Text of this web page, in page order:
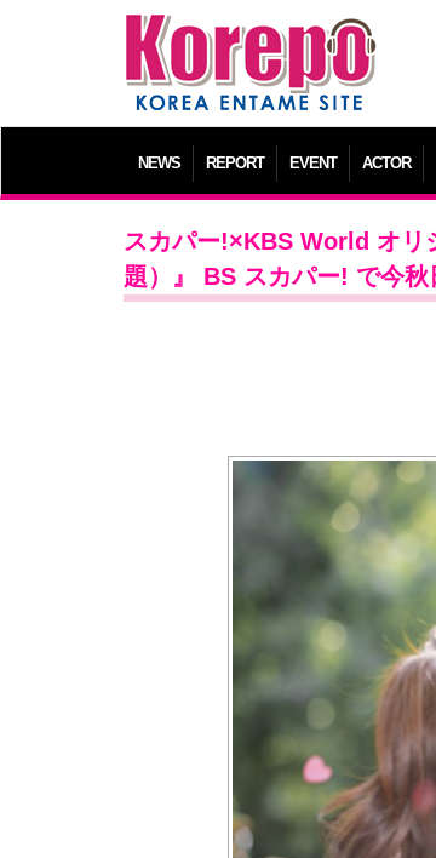
NEWS REPORT EVENT ACTOR
スカパー!×KBS World オリ
題）』 BS スカパー! で今秋